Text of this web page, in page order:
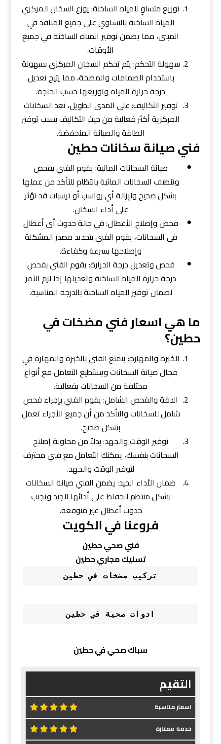
توزيع متساوٍ للمياه الساخنة: يوزع السخان المركزي
المياه الساخنة بالتساوي على جميع المنافذ في
المبنى، مما يضمن توفير المياه الساخنة في جميع
الأوقات.
سهولة التحكم: يتم تحكم السخان المركزي بسهولة
باستخدام الصمامات والمضخة، مما يتيح تعديل
درجة حرارة المياه وتوزيعها حسب الحاجة.
توفير التكاليف: على المدى الطويل، تعد السخانات
المركزية أكثر فعالية من حيث التكاليف بسبب توفير
الطاقة والصيانة المنخفضة.
فني صيانة سخانات حطين
صيانة السخانات المائية: يقوم الفني بفحص
وتنظيف السخانات المائية بانتظام للتأكد من عملها
بشكل صحيح ولإزالة أي رواسب أو ترسبات قد تؤثر
على أداء السخان.
فحص وإصلاح الأعطال: في حالة حدوث أي أعطال
في السخانات، يقوم الفني بتحديد مصدر المشكلة
وإصلاحها بسرعة وكفاءة.
فحص وتعديل درجة الحرارة: يقوم الفني بفحص
درجة حرارة المياه الساخنة وتعديلها إذا لزم الأمر
لضمان توفير المياه الساخنة بالدرجة المناسبة.
ما هي اسعار فني مضخات في
حطين؟
الخبرة والمهارة: يتمتع الفني بالخبرة والمهارة في
مجال صيانة السخانات ويستطيع التعامل مع أنواع
مختلفة من السخانات بفعالية.
الدقة والفحص الشامل: يقوم الفني بإجراء فحص
شامل للسخانات والتأكد من أن جميع الأجزاء تعمل
بشكل صحيح.
توفير الوقت والجهد: بدلاً من محاولة إصلاح
السخانات بنفسك، يمكنك التعامل مع فني محترف
لتوفير الوقت والجهد.
ضمان الأداء الجيد: يضمن الفني صيانة السخانات
بشكل منتظم للحفاظ على أدائها الجيد وتجنب
حدوث أعطال غير متوقعة.
فروعنا في الكويت
فني صحي حطين
تسليك مجاري حطين
تركيب مضخات في حطين
ادوات صحية في حطين
سباك صحي في حطين
التقيم
اسعار مناسبة
خدمة ممتازة